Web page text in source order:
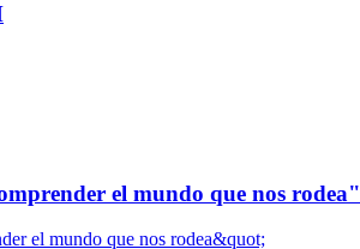
el mundo que nos rodea"